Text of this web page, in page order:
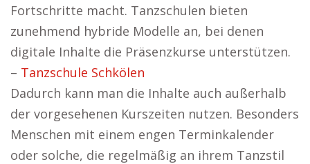
Fortschritte macht. Tanzschulen bieten
zunehmend hybride Modelle an, bei denen
digitale Inhalte die Präsenzkurse unterstützen.
– Tanzschule Schkölen
Dadurch kann man die Inhalte auch außerhalb
der vorgesehenen Kurszeiten nutzen. Besonders
Menschen mit einem engen Terminkalender
oder solche, die regelmäßig an ihrem Tanzstil